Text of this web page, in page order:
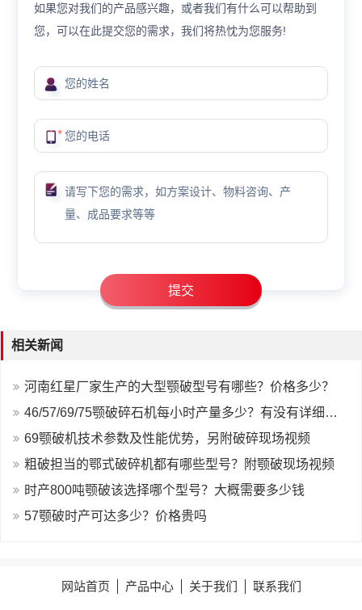
如果您对我们的产品感兴趣，或者我们有什么可以帮助到
您，可以在此提交您的需求，我们将热忱为您服务!
相关新闻
河南红星厂家生产的大型颚破型号有哪些？价格多少？
46/57/69/75颚破碎石机每小时产量多少？有没有详细报价、参考及现场？
69颚破机技术参数及性能优势，另附破碎现场视频
粗破担当的鄂式破碎机都有哪些型号？附颚破现场视频
时产800吨颚破该选择哪个型号？大概需要多少钱
57颚破时产可达多少？价格贵吗
网站首页 产品中心 关于我们 联系我们